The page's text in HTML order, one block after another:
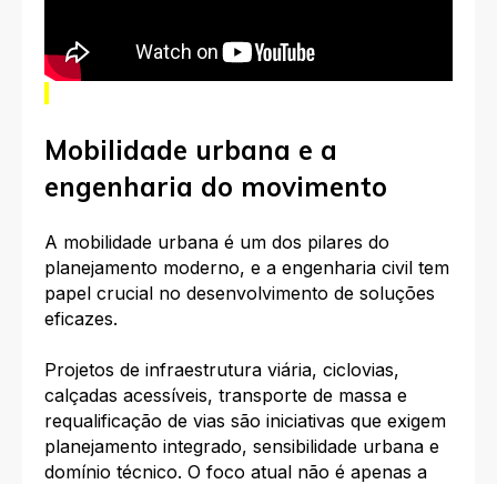
Mobilidade urbana e a
engenharia do movimento
A mobilidade urbana é um dos pilares do
planejamento moderno, e a engenharia civil tem
papel crucial no desenvolvimento de soluções
eficazes.
Projetos de infraestrutura viária, ciclovias,
calçadas acessíveis, transporte de massa e
requalificação de vias são iniciativas que exigem
planejamento integrado, sensibilidade urbana e
domínio técnico. O foco atual não é apenas a